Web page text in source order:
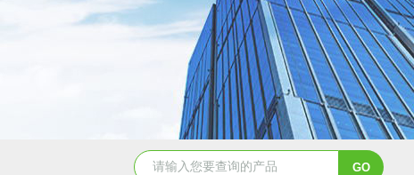
TGA 550热重分析仪 美国TA Discovery Core 流变仪